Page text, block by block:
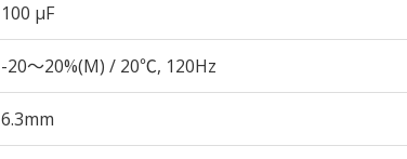
100 µF
-20～20%(M) / 20℃, 120Hz
6.3mm